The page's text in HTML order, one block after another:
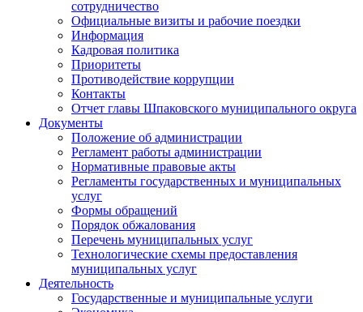
сотрудничество
Официальные визиты и рабочие поездки
Информация
Кадровая политика
Приоритеты
Противодействие коррупции
Контакты
Отчет главы Шпаковского муниципального округа
Документы
Положение об администрации
Регламент работы администрации
Нормативные правовые акты
Регламенты государственных и муниципальных
услуг
Формы обращений
Порядок обжалования
Перечень муниципальных услуг
Технологические схемы предоставления
муниципальных услуг
Деятельность
Государственные и муниципальные услуги